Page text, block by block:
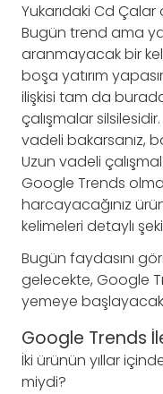
Yukarıdaki Cd
Bugün trend ama
aranmayacak bir
boşa yatırım
ilişkisi tam da
çalışmalar
vadeli bakarsanız,
Uzun vadeli
Google Trends
harcayacağınız
kelimeleri detaylı
Bugün faydasını
gelecekte, Google
yemeye
Google Trends
İki ürünün yıllar
miydi?